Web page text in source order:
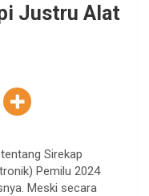
Justru Alat
Sirekap
Pemilu 2024
Meski secara